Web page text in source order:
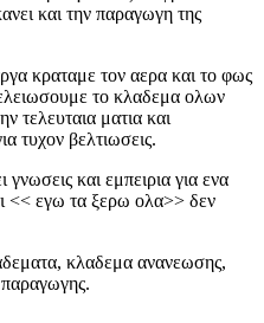
και την παραγωγη της
κραταμε τον αερα και το φως
το κλαδεμα ολων
τελευταια ματια και
τυχον βελτιωσεις.
και εμπειρια για ενα
<< εγω τα ξερω ολα>> δεν
κλαδεμα ανανεωσης,